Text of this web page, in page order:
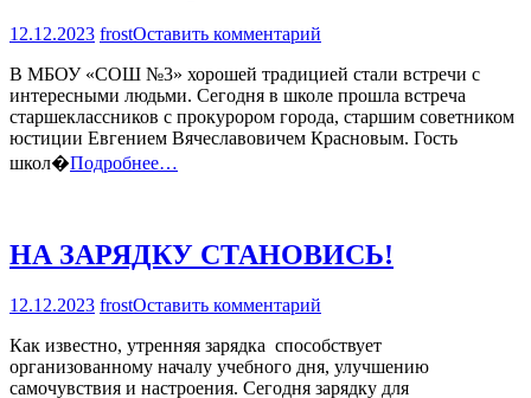
12.12.2023 frostОставить комментарий
встречи
В МБОУ «СОШ №3» хорошей традицией стали встречи с
интересными людьми. Сегодня в школе прошла встреча
старшеклассников с прокурором города, старшим советником
юстиции Евгением Вячеславовичем Красновым. Гость
школ�Подробнее…
НА ЗАРЯДКУ СТАНОВИСЬ!
12.12.2023 frostОставить комментарий
ЗАРЯДКУ
СТАНОВИСЬ!
Как известно, утренняя зарядка способствует
организованному началу учебного дня, улучшению
самочувствия и настроения. Сегодня зарядку для